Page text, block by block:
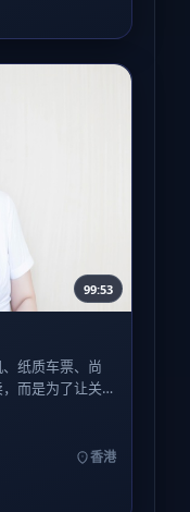
99:53
纸质车票、尚
而是为了让关
香港